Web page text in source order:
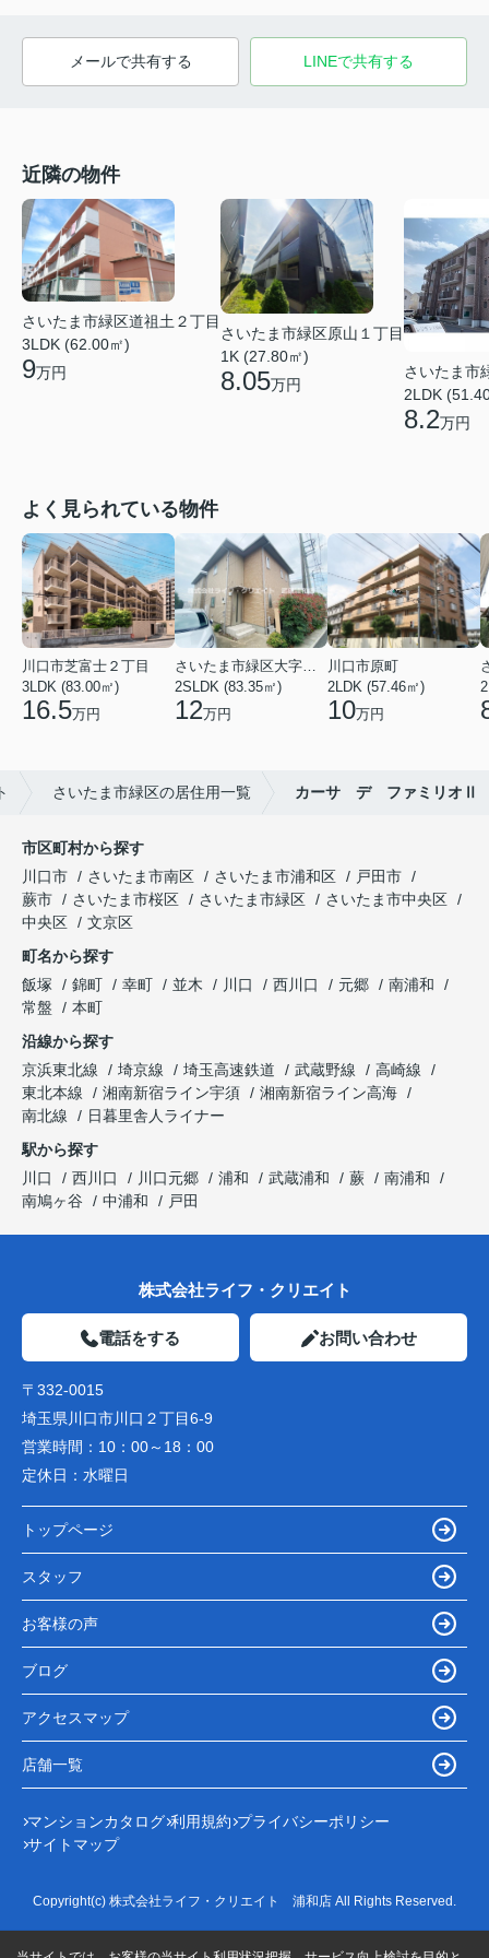
メールで共有する LINEで共有する
近隣の物件
さいたま市緑区道祖土２丁目
3LDK (62.00㎡)
9万円
さいたま市緑区原山１丁目
1K (27.80㎡)
8.05万円
さいたま市
2LDK
8.2万円
よく見られている物件
川口市芝富士２丁目
3LDK (83.00㎡)
16.5万円
さいたま市緑区大字三室
2SLDK (83.35㎡)
12万円
川口市原町
2LDK (57.46㎡)
10万円
さいたま市緑区の居住用一覧 カーサ デ ファミリオⅡ
市区町村から探す
川口市
さいたま市南区 さいたま市浦和区
戸田市
蕨市
さいたま市桜区 さいたま市緑区
さいたま市中央区
中央区
文京区
町名から探す
飯塚
錦町 幸町 並木 川口 西川口 元郷
南浦和
常盤
本町
沿線から探す
京浜東北線
埼京線 埼玉高速鉄道 武蔵野線
高崎線
東北本線
湘南新宿ライン宇須
湘南新宿ライン高海
南北線
日暮里舎人ライナー
駅から探す
川口
西川口 川口元郷 浦和 武蔵浦和 蕨
南浦和
南鳩ヶ谷
中浦和 戸田
株式会社ライフ・クリエイト
電話をする お問い合わせ
〒332-0015
埼玉県川口市川口２丁目6-9
営業時間： 10：00～18：00
定休日： 水曜日
トップページ
スタッフ
お客様の声
ブログ
アクセスマップ
店舗一覧
マンションカタログ 利用規約 プライバシーポリシー
サイトマップ
Copyright(c) 株式会社ライフ・クリエイト 浦和店 All Rights Reserved.